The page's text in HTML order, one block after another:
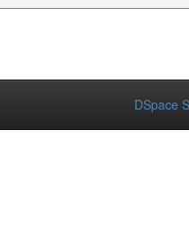
DSpace